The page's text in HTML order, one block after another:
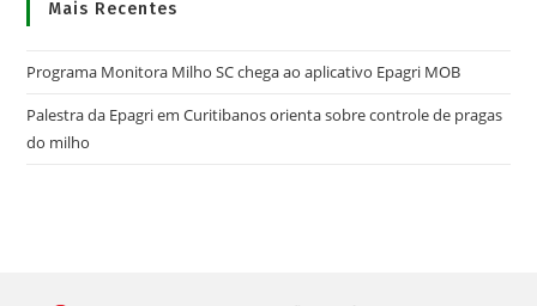
Mais Recentes
Programa Monitora Milho SC chega ao aplicativo Epagri MOB
Palestra da Epagri em Curitibanos orienta sobre controle de pragas
do milho